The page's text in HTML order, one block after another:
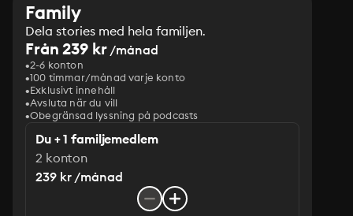
Family
Dela stories med hela familjen.
Från 239 kr/månad
2-6 konton
100 timmar/månad varje konto
Exklusivt innehåll
Avsluta när du vill
Obegränsad lyssning på podcasts
Du + 1 familjemedlem
2 konton
239 kr /månad